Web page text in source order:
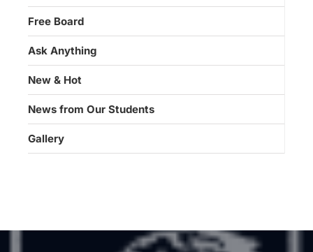
Free Board
Ask Anything
New & Hot
News from Our Students
Gallery